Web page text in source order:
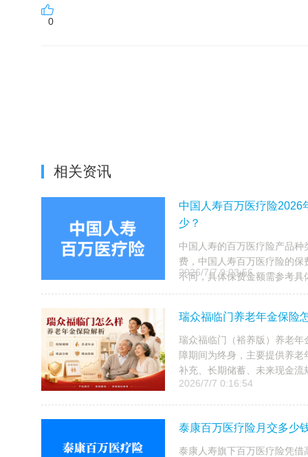
0
相关资讯
中国人寿百万医疗险2026
少？
中国人寿的百万医疗险产品
费，‌中国人寿百万医疗险的
不同，具体保费金额需参考具
2026/7/7 9:03:56
瑞众福临门养老年金保险
瑞众福临门（裕养版）养老
障期间为终身，主要提供养
补充、长期储蓄、未来现金流
2026/7/7 0:16:54
泰康百万医疗险月交多少
泰康人寿旗下百万医疗险凭